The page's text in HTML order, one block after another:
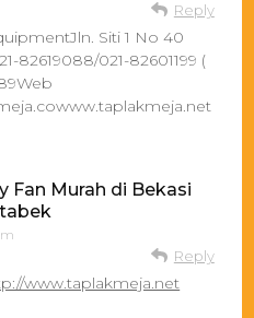
Reply
Siti 1 No 40
82619088/021-82601199 (
Fan Murah di Bekasi
Reply
www.taplakmeja.net